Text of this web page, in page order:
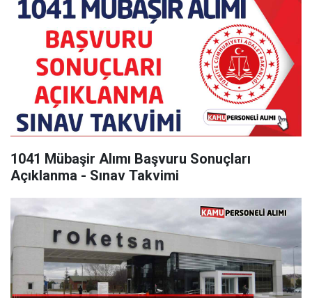
1041 Mübaşir Alımı Başvuru Sonuçları
Açıklanma - Sınav Takvimi